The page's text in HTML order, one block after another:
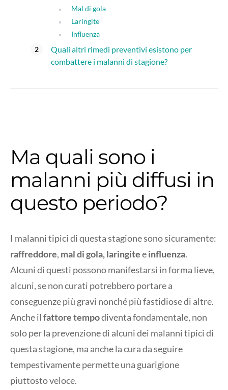
Mal di gola
Laringite
Influenza
Quali altri rimedi preventivi esistono per
combattere i malanni di stagione?
Ma quali sono i
malanni più diffusi in
questo periodo?
I malanni tipici di questa stagione sono sicuramente:
raffreddore, mal di gola,laringiteeinfluenza.
Alcuni di questi possono manifestarsi in forma lieve,
alcuni, se non curati potrebbero portare a
conseguenze più gravi nonché più fastidiose di altre.
Anche il fattore tempodiventa fondamentale, non
solo per la prevenzione di alcuni dei malanni tipici di
questa stagione, ma anche la cura da seguire
tempestivamente permette una guarigione
piuttosto veloce.